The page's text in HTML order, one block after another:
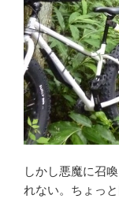
しかし悪魔に召
れない。ちょっ